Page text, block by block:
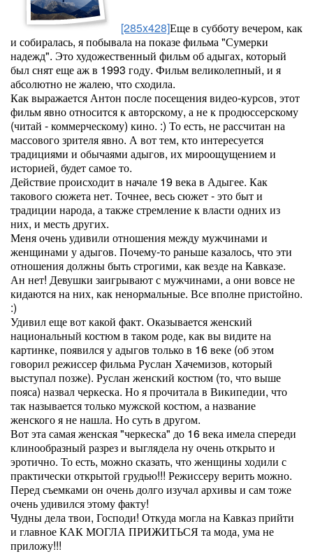
[285x428]Еще в субботу вечером, как
и собиралась, я побывала на показе фильма "Сумерки
надежд". Это художественный фильм об адыгах, который
был снят еще аж в 1993 году. Фильм великолепный, и я
абсолютно не жалею, что сходила.
Как выражается Антон после посещения видео-курсов, этот
фильм явно относится к авторскому, а не к продюссерскому
(читай - коммерческому) кино. :) То есть, не рассчитан на
массового зрителя явно. А вот тем, кто интересуется
традициями и обычаями адыгов, их мироощущением и
историей, будет самое то.
Действие происходит в начале 19 века в Адыгее. Как
такового сюжета нет. Точнее, весь сюжет - это быт и
традиции народа, а также стремление к власти одних из
них, и месть других.
Меня очень удивили отношения между мужчинами и
женщинами у адыгов. Почему-то раньше казалось, что эти
отношения должны быть строгими, как везде на Кавказе.
Ан нет! Девушки заигрывают с мужчинами, а они вовсе не
кидаются на них, как ненормальные. Все вполне пристойно.
:)
Удивил еще вот какой факт. Оказывается женский
национальный костюм в таком роде, как вы видите на
картинке, появился у адыгов только в 16 веке (об этом
говорил режиссер фильма Руслан Хачемизов, который
выступал позже). Руслан женский костюм (то, что выше
пояса) назвал черкеска. Но я прочитала в Википедии, что
так называется только мужской костюм, а название
женского я не нашла. Но суть в другом.
Вот эта самая женская "черкеска" до 16 века имела спереди
клинообразный разрез и выглядела ну очень открыто и
эротично. То есть, можно сказать, что женщины ходили с
практически открытой грудью!!! Режиссеру верить можно.
Перед съемками он очень долго изучал архивы и сам тоже
очень удивился этому факту!
Чудны дела твои, Господи! Откуда могла на Кавказ прийти
и главное КАК МОГЛА ПРИЖИТЬСЯ та мода, ума не
приложу!!!